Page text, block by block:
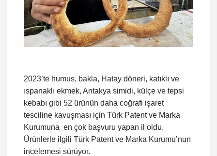
2023’te humus, bakla, Hatay döneri, katıklı ve
ıspanaklı ekmek, Antakya simidi, külçe ve tepsi
kebabı gibi 52 ürünün daha coğrafi işaret
tesciline kavuşması için Türk Patent ve Marka
Kurumuna en çok başvuru yapan il oldu.
Ürünlerle ilgili Türk Patent ve Marka Kurumu’nun
incelemesi sürüyor.